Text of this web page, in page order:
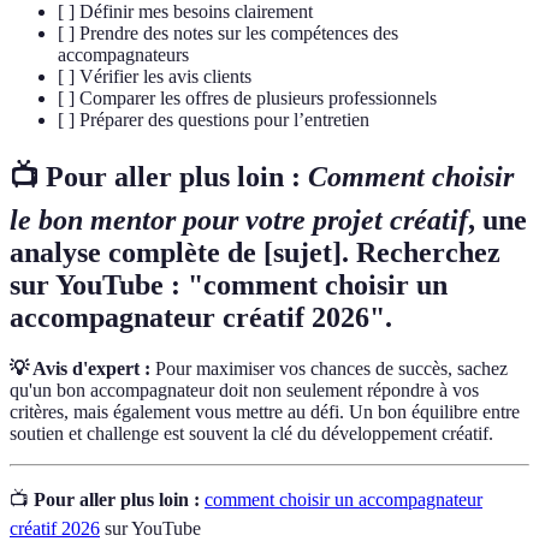
[ ] Définir mes besoins clairement
[ ] Prendre des notes sur les compétences des
accompagnateurs
[ ] Vérifier les avis clients
[ ] Comparer les offres de plusieurs professionnels
[ ] Préparer des questions pour l’entretien
📺 Pour aller plus loin : Comment choisir
le bon mentor pour votre projet créatif, une
analyse complète de [sujet]. Recherchez
sur YouTube : "comment choisir un
accompagnateur créatif 2026".
💡 Avis d'expert : Pour maximiser vos chances de succès, sachez
qu'un bon accompagnateur doit non seulement répondre à vos
critères, mais également vous mettre au défi. Un bon équilibre entre
soutien et challenge est souvent la clé du développement créatif.
📺 Pour aller plus loin : comment choisir un accompagnateur
créatif 2026 sur YouTube